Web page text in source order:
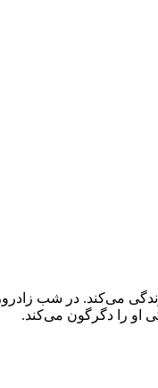
می‌کند. در شب
او را دگرگون می‌کند.